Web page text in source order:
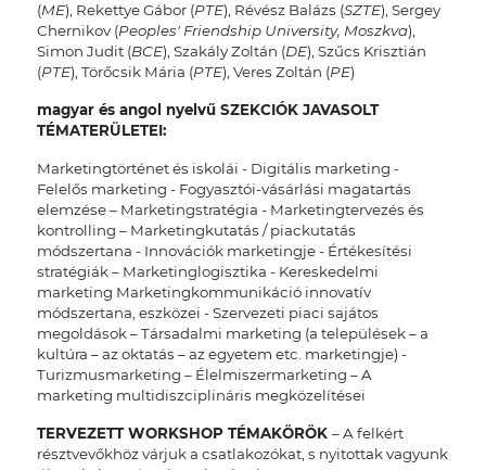
(ME), Rekettye Gábor (PTE), Révész Balázs (SZTE), Sergey
Chernikov (Peoples' Friendship University, Moszkva),
Simon Judit (BCE), Szakály Zoltán (DE), Szűcs Krisztián
(PTE), Törőcsik Mária (PTE), Veres Zoltán (PE)
magyar és angol nyelvűSZEKCIÓK JAVASOLT
TÉMATERÜLETEI:
Marketingtörténet és iskolái - Digitális marketing -
Felelős marketing - Fogyasztói-vásárlási magatartás
elemzése – Marketingstratégia - Marketingtervezés és
kontrolling – Marketingkutatás / piackutatás
módszertana - Innovációk marketingje - Értékesítési
stratégiák – Marketinglogisztika - Kereskedelmi
marketing Marketingkommunikáció innovatív
módszertana, eszközei - Szervezeti piaci sajátos
megoldások – Társadalmi marketing (a települések – a
kultúra – az oktatás – az egyetem etc. marketingje) -
Turizmusmarketing – Élelmiszermarketing – A
marketing multidiszciplináris megközelítései
TERVEZETT WORKSHOP TÉMAKÖRÖK – A felkért
résztvevőkhöz várjuk a csatlakozókat, s nyitottak vagyunk